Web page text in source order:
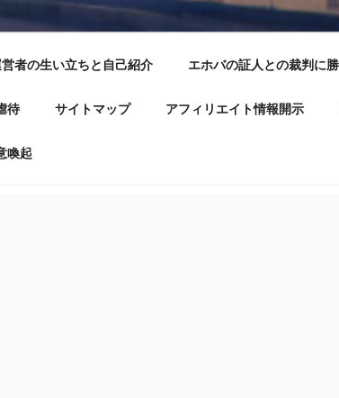
者の生い立ちと自己紹介 エホバの証人との裁判に
待 サイトマップ アフィリエイト情報開示
喚起